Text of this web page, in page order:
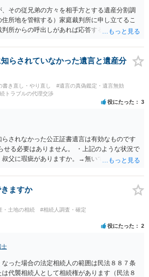
、その従兄弟の方々を相手方とする遺産分割調
所地を管轄する）家庭裁判所に申し立てるこ
判所からの呼出しがあれば応答する可能性がま
思った以上にないので必要書類をてきぱきと
。その点是非御注意ください。
らされていなかった遺言と遺産分
書き直し・やり直し
#遺言の真偽鑑定・遺言無効
トラブルの代理交渉
役にたった 3
らされなかった公正証書遺言は有効なものです
る必要はありません。 ・上記のような状況で
叔父に瑕疵がありますか。→無いです。 ・分割
決められますので、どこが妥当とは言えない
ありません。 ・できれば穏やかに、分割を拒否
。 →分割を拒否するということは、遺産はいら
か。遺言で、受取を指定されててもいらない
す。理由を説明する必要はありません。
ますか
・土地の相続
#相続人調査・確定
役にたった 2
士
った場合の法定相続人の範囲は民法８８７条
代襲相続人として相続権があります（民法８